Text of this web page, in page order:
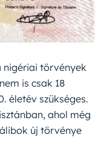
nigériai törvények
is csak 18
életév szükséges.
ahol még
új törvénye